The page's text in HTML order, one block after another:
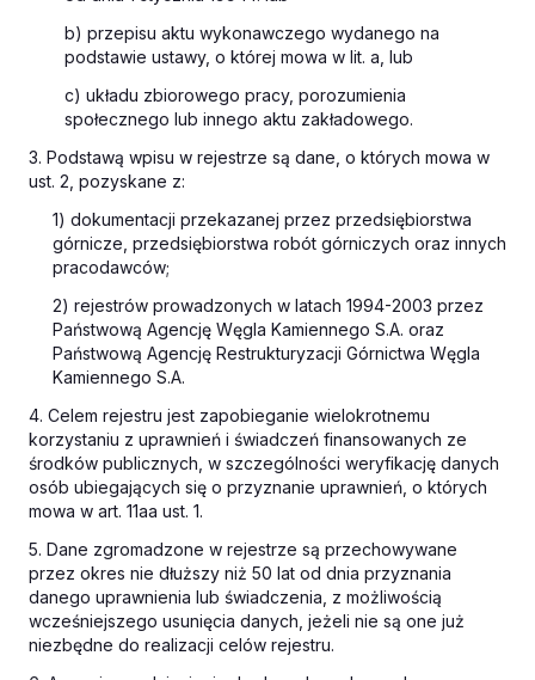
b) przepisu aktu wykonawczego wydanego na
podstawie ustawy, o której mowa w lit. a, lub
c) układu zbiorowego pracy, porozumienia
społecznego lub innego aktu zakładowego.
3. Podstawą wpisu w rejestrze są dane, o których mowa w
ust. 2, pozyskane z:
1) dokumentacji przekazanej przez przedsiębiorstwa
górnicze, przedsiębiorstwa robót górniczych oraz innych
pracodawców;
2) rejestrów prowadzonych w latach 1994-2003 przez
Państwową Agencję Węgla Kamiennego S.A. oraz
Państwową Agencję Restrukturyzacji Górnictwa Węgla
Kamiennego S.A.
4. Celem rejestru jest zapobieganie wielokrotnemu
korzystaniu z uprawnień i świadczeń finansowanych ze
środków publicznych, w szczególności weryfikację danych
osób ubiegających się o przyznanie uprawnień, o których
mowa w art. 11aa ust. 1.
5. Dane zgromadzone w rejestrze są przechowywane
przez okres nie dłuższy niż 50 lat od dnia przyznania
danego uprawnienia lub świadczenia, z możliwością
wcześniejszego usunięcia danych, jeżeli nie są one już
niezbędne do realizacji celów rejestru.